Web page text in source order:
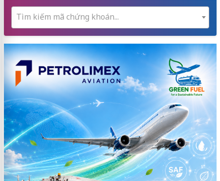
Tìm kiếm mã chứng khoán...